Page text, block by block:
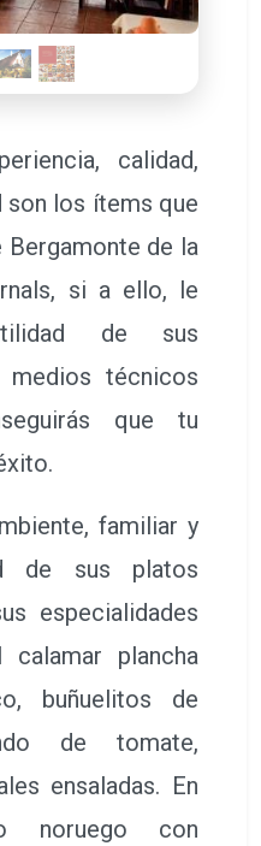
calidad,
son los ítems que
Bergamonte de la
si a ello, le
de sus
técnicos
que tu
familiar y
de sus platos
especialidades
plancha
buñuelitos de
de tomate,
ensaladas. En
noruego con